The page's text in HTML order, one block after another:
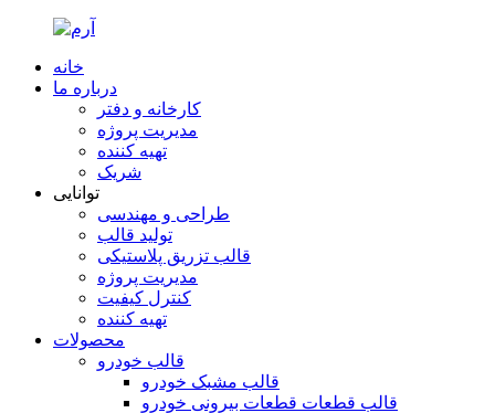
خانه
درباره ما
کارخانه و دفتر
مدیریت پروژه
تهیه کننده
شریک
توانایی
طراحی و مهندسی
تولید قالب
قالب تزریق پلاستیکی
مدیریت پروژه
کنترل کیفیت
تهیه کننده
محصولات
قالب خودرو
قالب مشبک خودرو
قالب قطعات قطعات بیرونی خودرو